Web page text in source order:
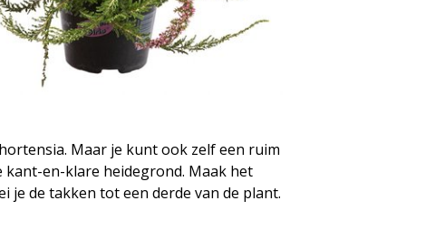
Maar je kunt ook zelf een ruim
en-klare heidegrond. Maak het
je de takken tot een derde van de plant.